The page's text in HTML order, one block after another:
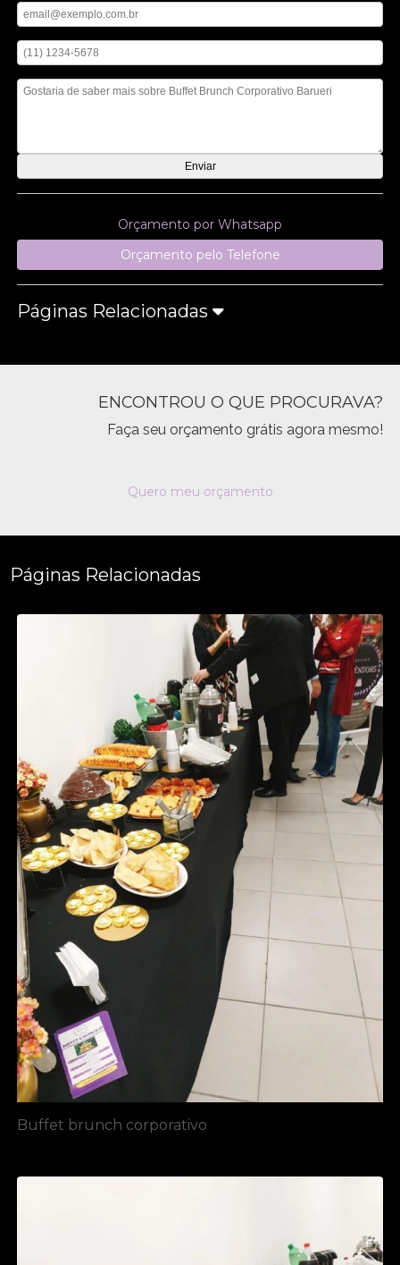
Orçamento por Whatsapp
Orçamento pelo Telefone
Páginas Relacionadas
ENCONTROU O QUE PROCURAVA?
Faça seu orçamento grátis agora mesmo!
Quero meu orçamento
Páginas Relacionadas
Buffet brunch corporativo